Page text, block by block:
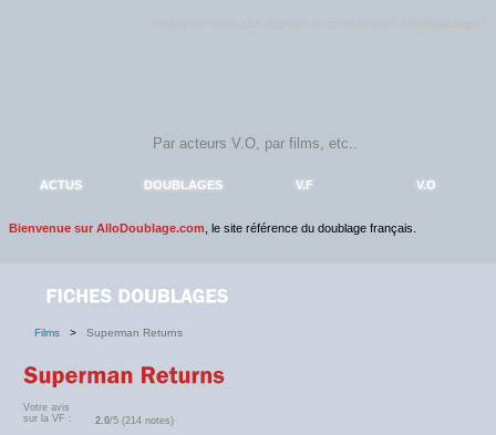
ACTUS DOUBLAGES V.F V.O
Bienvenue sur AlloDoublage.com , le site référence du doublage français.
Films > Superman Returns
Votre avis
sur la VF :
2.0/5 (214 notes)